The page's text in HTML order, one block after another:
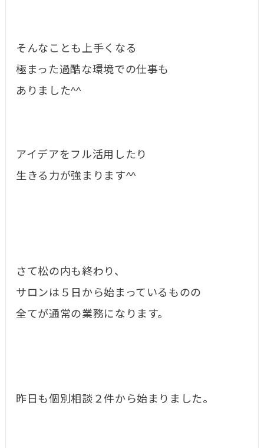
そんなことも上手くなる
極まった過酷な環境での仕事も
ありました^^
アイデアをフル活用したり
生きる力が強まります^^
さて松の内も終わり、
サロンは５日から始まっているものの
全てが通常の業務になります。
昨日も個別相談２件から始まりました。